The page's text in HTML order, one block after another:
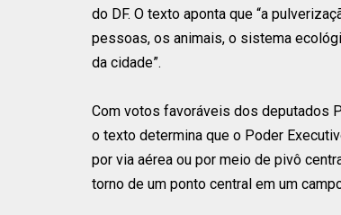
do DF. O texto aponta que “a
pessoas, os animais, o sistema
da cidade”.
Com votos favoráveis dos deputados
o texto determina que o Poder
por via aérea ou por meio de pivô
torno de um ponto central em um